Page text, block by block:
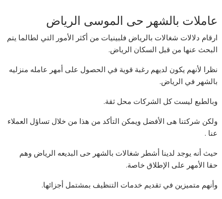
عاملات بالشهر حى الموسى الرياض
ارقام دلالات شغالات بالرياض فلبينيات من أكثر الأمور التي لطالما يتم
البحث عنها من قبل السكان الرياض.
نظرا لأنهم يكون لديهم رغبة قوية في الحصول على أمهر عامله منزليه
بالشهر في الرياض.
وبالطبع ليست كل الشركات محل ثقة.
ولكن شركتنا هى الأفضل ويمكن التأكد من هذا من خلال تساؤل العملاء
عنا .
حيث أنه يوجد لدينا أشطر شغالات بالشهر حى البديعه الرياض وهم
حقا الأمهر على الإطلاق خاصة.
وأنهم متميزين في تقديم خدمات التنظيف بمشتمل أجزائها.